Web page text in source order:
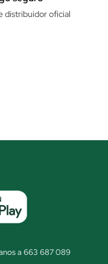
distribuidor oficial
a 663 687 089